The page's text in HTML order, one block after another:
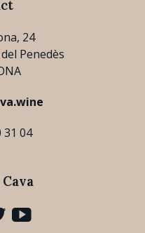
24
Penedès
31 04